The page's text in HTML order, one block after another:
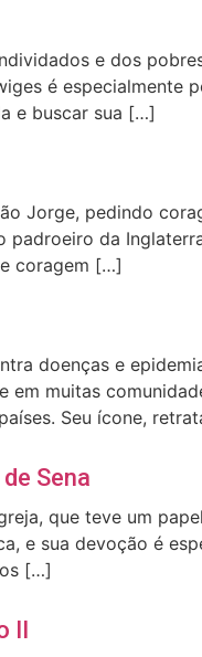
e dos
é especialmente
e buscar sua […]
Jorge, pedindo
padroeiro da
coragem […]
doenças e
em muitas
Seu ícone,
Sena
que teve um
e sua devoção é
[…]
II